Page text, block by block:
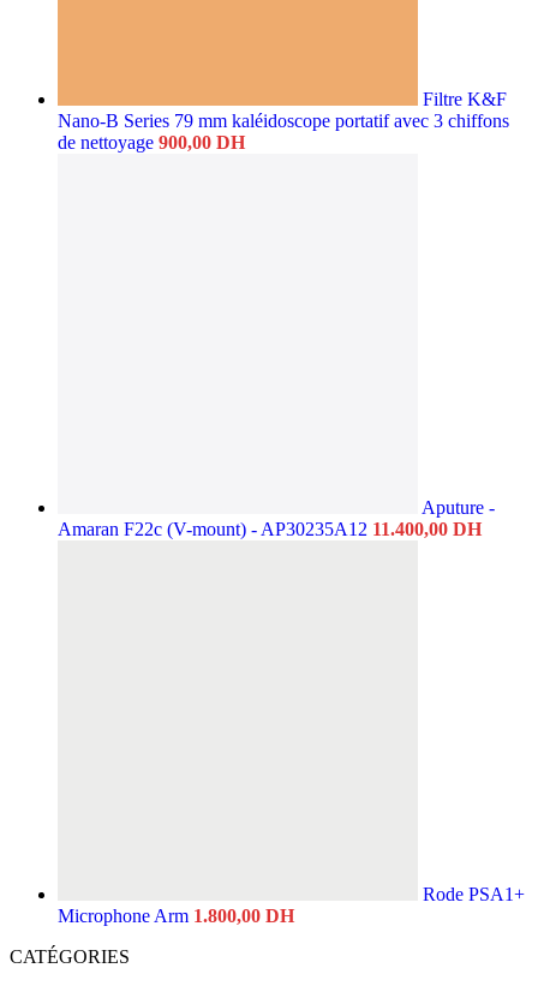
Filtre K&F
Nano-B Series 79 mm kaléidoscope portatif avec 3 chiffons
de nettoyage 900,00 DH
Aputure -
Amaran F22c (V-mount) - AP30235A12 11.400,00 DH
Rode PSA1+
Microphone Arm 1.800,00 DH
CATÉGORIES